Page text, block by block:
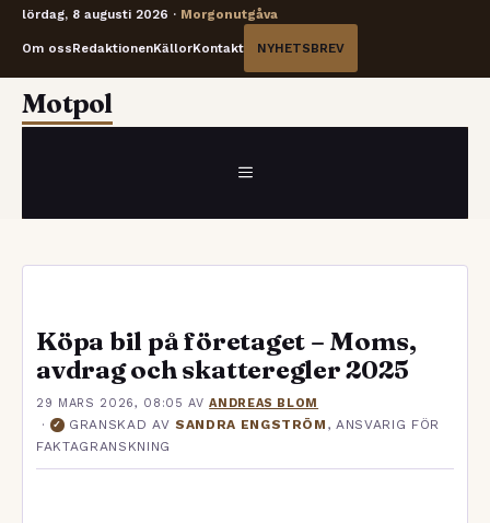
lördag, 8 augusti 2026 · Morgonutgåva
Om ossRedaktionenKällorKontakt NYHETSBREV
HoppaMotpol
MENY
Köpa bil på företaget – Moms,
avdrag och skatteregler 2025
29 MARS 2026, 08:05 AVANDREAS BLOM
· ✓ GRANSKAD AV SANDRA ENGSTRÖM , ANSVARIG FÖR
FAKTAGRANSKNING